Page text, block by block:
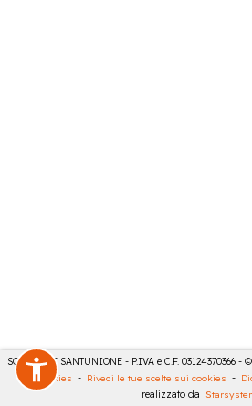
SONCINI E SANTUNIONE - P.IVA e C.F. 03124370366 -
Cookies - Rivedi le tue scelte sui cookies -
realizzato da